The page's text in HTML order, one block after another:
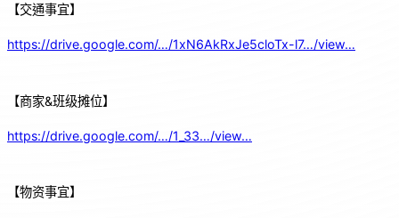
【交通事宜】
https://drive.google.com/…/1xN6AkRxJe5cloTx-l7…/view…
【商家&班级摊位】
https://drive.google.com/…/1_33…/view…
【物资事宜】